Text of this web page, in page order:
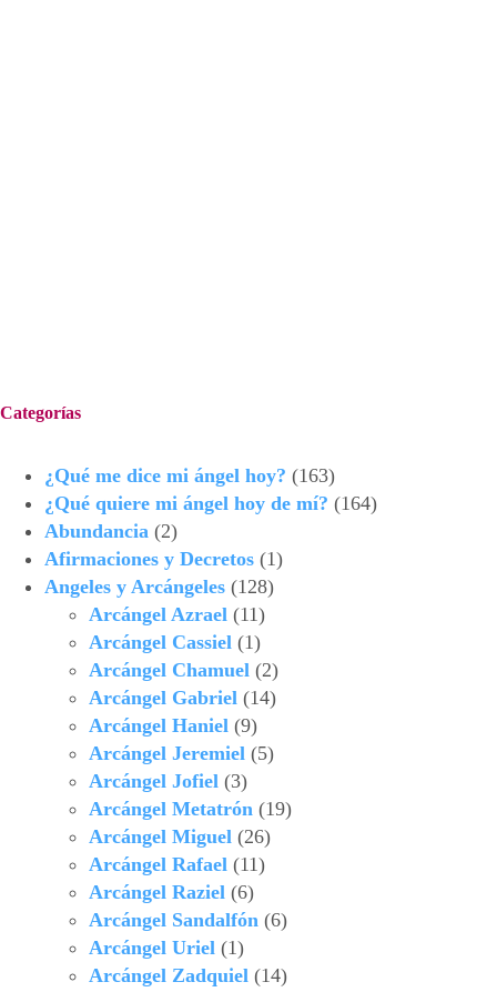
Categorías
¿Qué me dice mi ángel hoy? (163)
¿Qué quiere mi ángel hoy de mí? (164)
Abundancia (2)
Afirmaciones y Decretos (1)
Angeles y Arcángeles (128)
Arcángel Azrael (11)
Arcángel Cassiel (1)
Arcángel Chamuel (2)
Arcángel Gabriel (14)
Arcángel Haniel (9)
Arcángel Jeremiel (5)
Arcángel Jofiel (3)
Arcángel Metatrón (19)
Arcángel Miguel (26)
Arcángel Rafael (11)
Arcángel Raziel (6)
Arcángel Sandalfón (6)
Arcángel Uriel (1)
Arcángel Zadquiel (14)